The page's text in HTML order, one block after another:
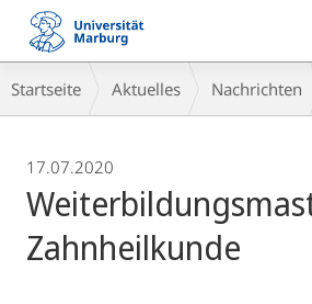
Mobile-
Navigation
Breadcrumb-
Navigation
Startseite Aktuelles Nachrichten
17.07.2020
Zahnheilkunde